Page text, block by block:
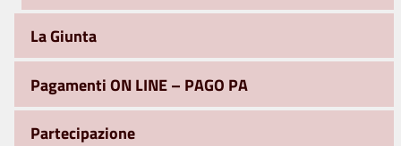
La Giunta
Pagamenti ON LINE – PAGO PA
Partecipazione